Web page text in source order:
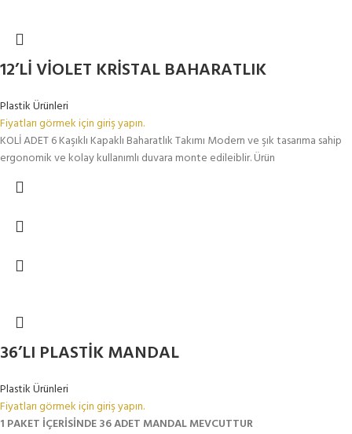
12’Lİ VİOLET KRİSTAL BAHARATLIK
Plastik Ürünleri
Fiyatları görmek için giriş yapın.
KOLİ ADET 6 Kaşıklı Kapaklı Baharatlık Takımı Modern ve şık tasarıma sahip
ergonomik ve kolay kullanımlı duvara monte edileiblir. Ürün
36’LI PLASTİK MANDAL
Plastik Ürünleri
Fiyatları görmek için giriş yapın.
1 PAKET İÇERİSİNDE 36 ADET MANDAL MEVCUTTUR